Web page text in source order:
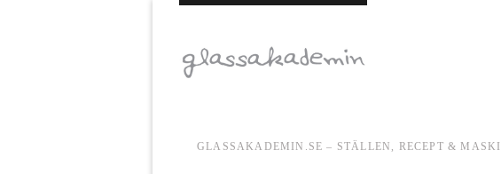
GLASSAKADEMIN.SE – STÄLLEN, RECEPT &